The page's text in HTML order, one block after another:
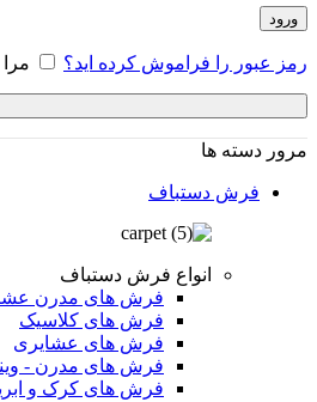
ورود
رمز عبور را فراموش کرده اید؟
مرور دسته ها
فرش دستباف
انواع فرش دستباف
فرش های مدرن
فرش های کلاسیک
فرش های عشایری
فرش های مدرن -
فرش های کرک و